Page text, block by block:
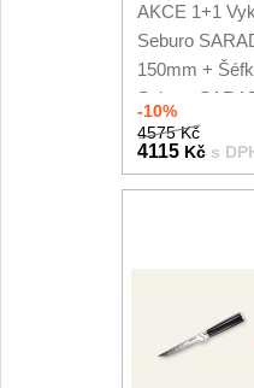
AKCE 1+1
Seburo
150mm +
Seburo
-10%
4575 Kč
4115 Kč s